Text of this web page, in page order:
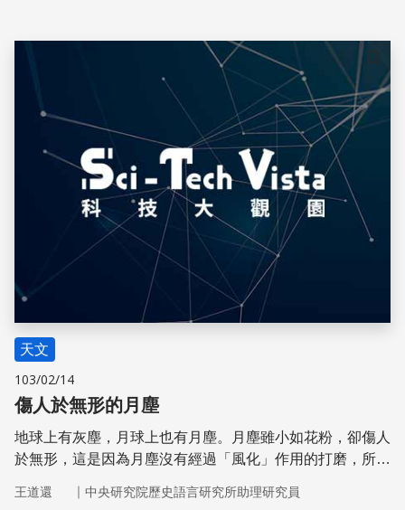
儲存
天文
103/02/14
傷人於無形的月塵
地球上有灰塵，月球上也有月塵。月塵雖小如花粉，卻傷人
於無形，這是因為月塵沒有經過「風化」作用的打磨，所以
言飽受月塵之苦。從數據推測，月球上一塊籃球場大的地
王道還 ｜ 中央研究院歷史語言研究所助理研究員